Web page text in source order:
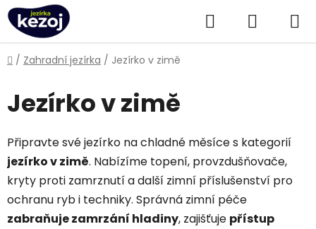
Přejít
na
obsah
Hledat
KOŠÍK
Domů
/ Zahradní jezírka / Jezírko v zimě
Jezírko v zimě
Připravte své jezírko na chladné měsíce s kategorií
jezírko v zimě. Nabízíme topení, provzdušňovače,
kryty proti zamrznutí a další zimní příslušenství pro
ochranu ryb i techniky. Správná zimní péče
zabraňuje zamrzání hladiny, zajišťuje přístup